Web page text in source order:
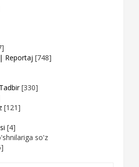
Reportaj [748]
[330]
[121]
[4]
so'z